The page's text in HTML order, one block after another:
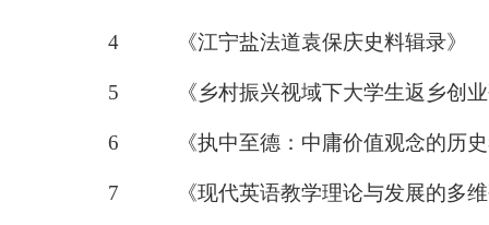
4 《江宁盐法道袁保庆史料辑录》
5 《乡村振兴视域下大学生返乡创
6 《执中至德：中庸价值观念的历
7 《现代英语教学理论与发展的多